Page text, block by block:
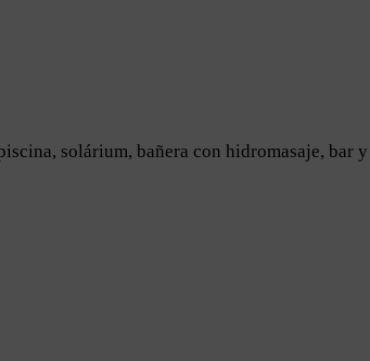
solárium, bañera con hidromasaje, bar